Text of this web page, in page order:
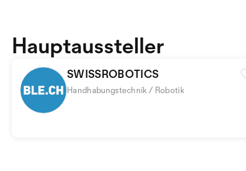
SWISSROBOTICS
Handhabungstechnik / Robotik
Hauptaussteller